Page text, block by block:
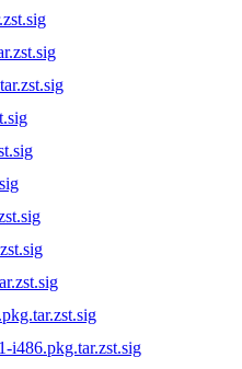
i486.pkg.tar.zst.sig